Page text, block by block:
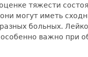
тяжести
могут иметь
больных.
важно при